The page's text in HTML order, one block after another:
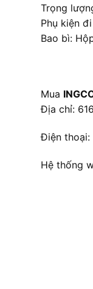
Trọng
Phụ kiện
Bao bì:
Mua
Địa chỉ:
Điện thoại:
Hệ thống